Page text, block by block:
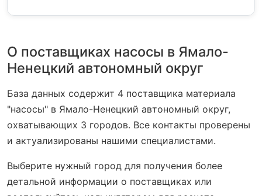
О поставщиках насосы в Ямало-
Ненецкий автономный округ
База данных содержит 4 поставщика материала
"насосы" в Ямало-Ненецкий автономный округ,
охватывающих 3 городов. Все контакты проверены
и актуализированы нашими специалистами.
Выберите нужный город для получения более
детальной информации о поставщиках или